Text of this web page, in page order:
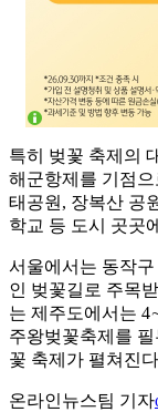
특히 벚꽃 축제의
해군항제를 기점
태공원, 장복산 공
학교 등 도시 곳곳
서울에서는 동작
인 벚꽃길로 주목
는 제주도에서는
주왕벚꽃축제를
꽃 축제가 펼쳐진
온라인뉴스팀 기자